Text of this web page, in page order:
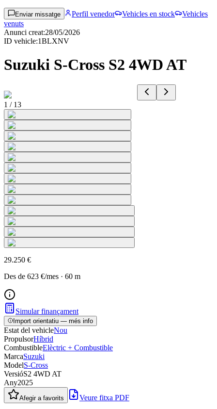
Enviar missatge Perfil venedor Vehicles en stock
Vehicles
venuts
Anunci creat:28/05/2026
ID vehicle:1BLXNV
Suzuki S-Cross S2 4WD AT
1 / 13
29.250 €
Des de 623 €/mes · 60 m
Simular finançament
Import orientatiu — més info
Estat del vehicleNou
PropulsorHíbrid
CombustibleElèctric + Combustible
MarcaSuzuki
ModelS-Cross
VersióS2 4WD AT
Any2025
Afegir a favorits Veure fitxa PDF